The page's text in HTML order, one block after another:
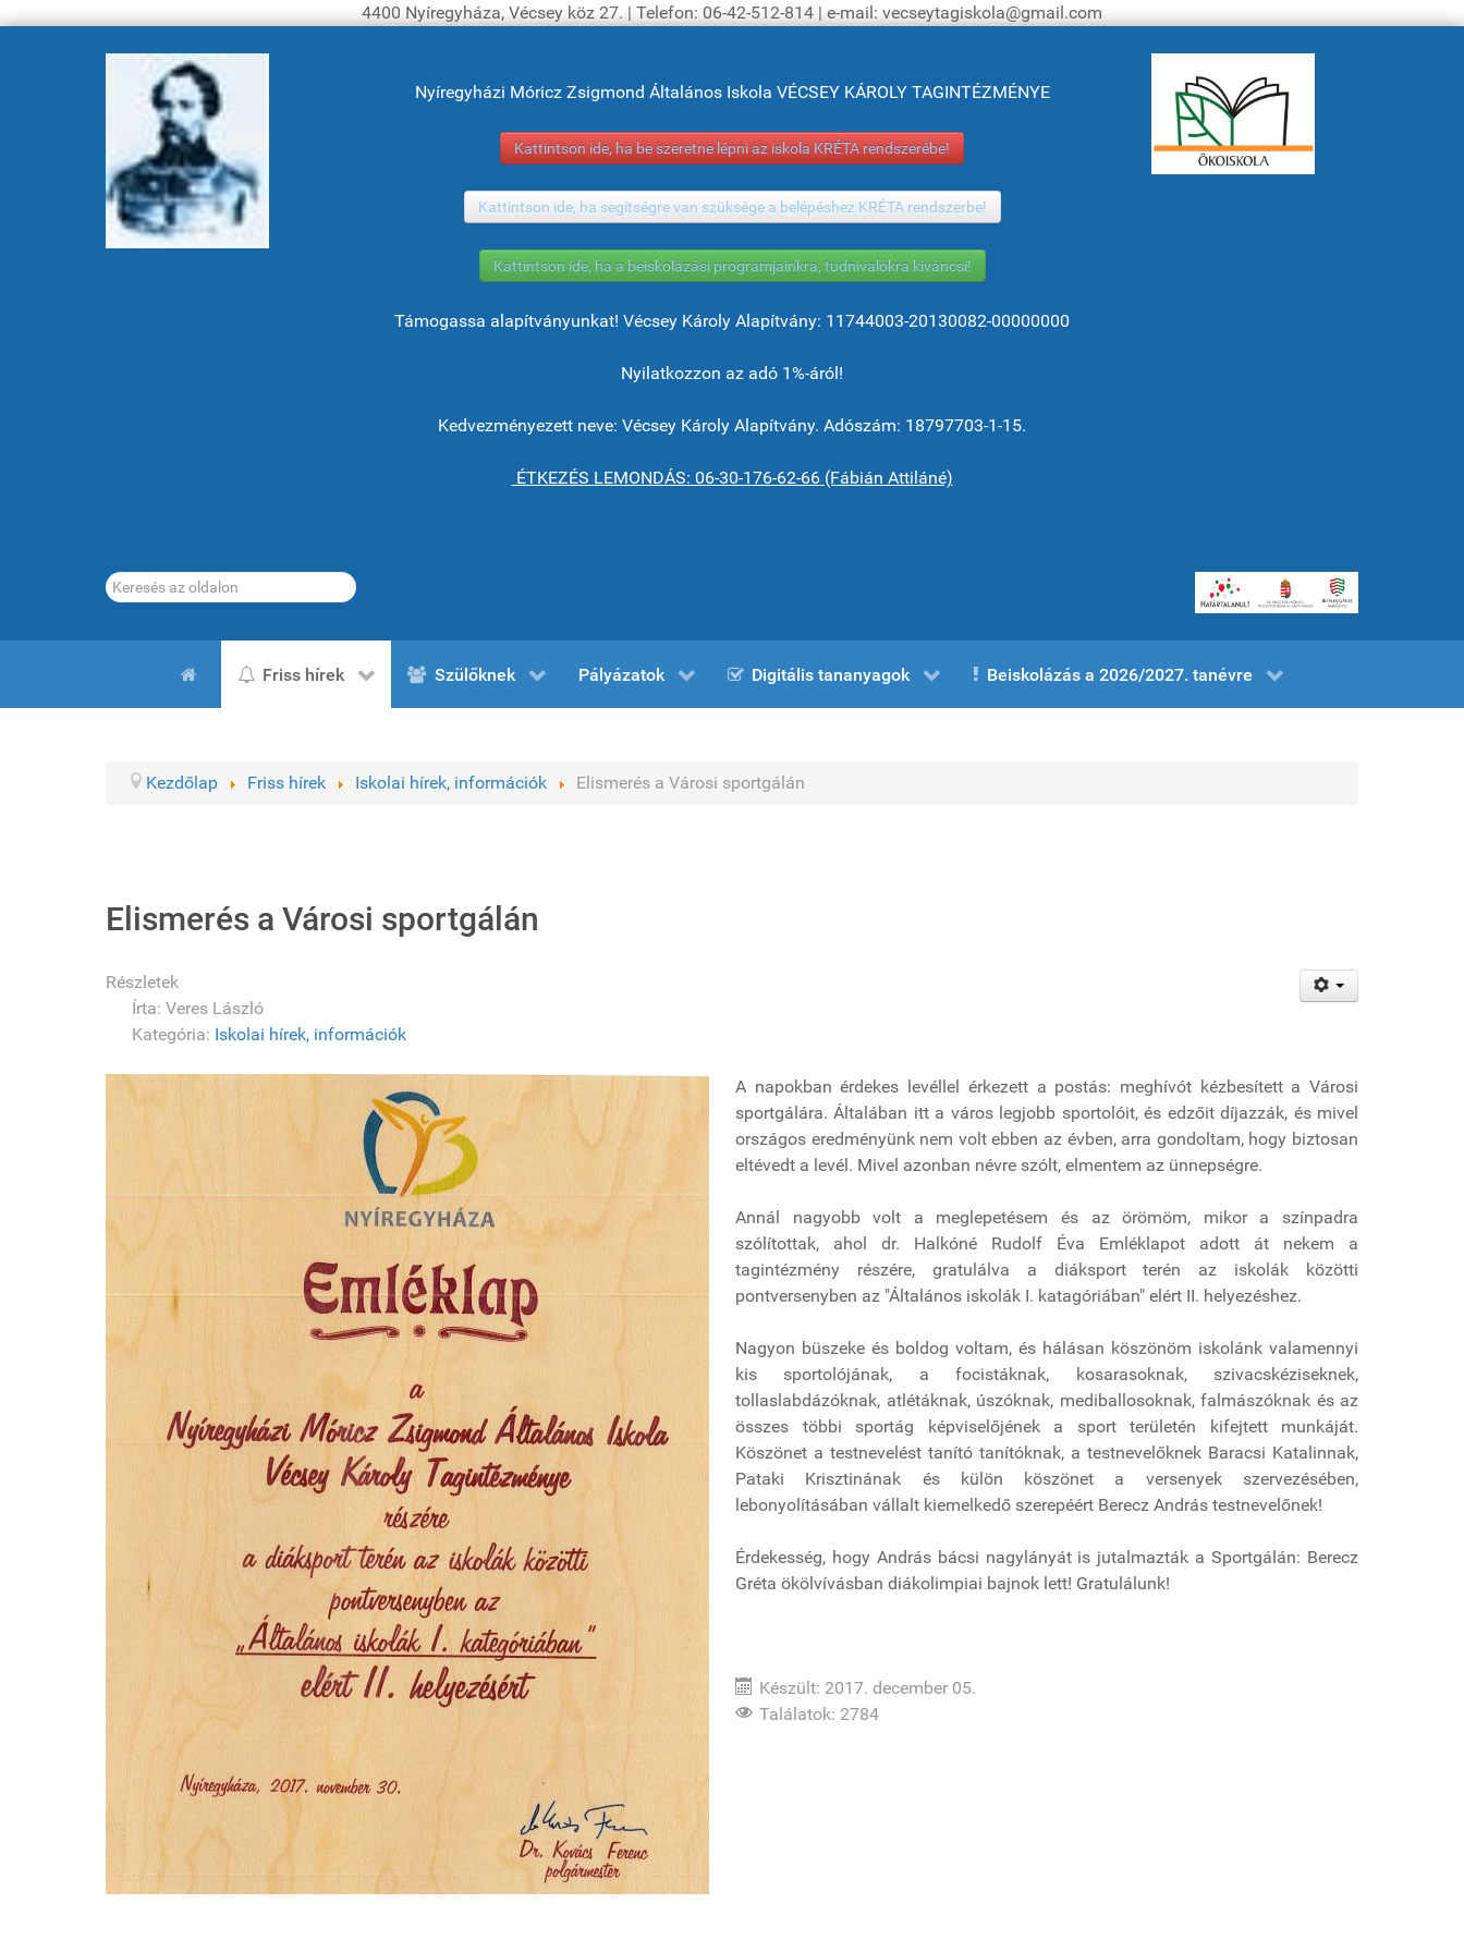
4400 Nyíregyháza, Vécsey köz 27. | Telefon: 06-42-512-814 | e-mail: vecseytagiskola@gmail.com
Nyíregyházi Móricz Zsigmond Általános Iskola VÉCSEY KÁROLY TAGINTÉZMÉNYE
Kattintson ide, ha be szeretne lépni az iskola KRÉTA rendszerébe!
Kattintson ide, ha segítségre van szüksége a belépéshez KRÉTA rendszerbe!
Kattintson ide, ha a beiskolázási programjainkra, tudnivalókra kíváncsi!
Támogassa alapítványunkat! Vécsey Károly Alapítvány: 11744003-20130082-00000000
Nyilatkozzon az adó 1%-áról!
Kedvezményezett neve: Vécsey Károly Alapítvány. Adószám: 18797703-1-15.
ÉTKEZÉS LEMONDÁS: 06-30-176-62-66 (Fábián Attiláné)
Keresés...
Friss hírek Szülőknek Pályázatok Digitális tananyagok Beiskolázás a 2026/2027. tanévre
Kezdőlap Friss hírek Iskolai hírek, információk Elismerés a Városi sportgálán
Elismerés a Városi sportgálán
Részletek
Írta: Veres László
Kategória: Iskolai hírek, információk
A napokban érdekes levéllel érkezett a postás: meghívót kézbesített a Városi
sportgálára. Általában itt a város legjobb sportolóit, és edzőit díjazzák, és mivel
országos eredményünk nem volt ebben az évben, arra gondoltam, hogy biztosan
eltévedt a levél. Mivel azonban névre szólt, elmentem az ünnepségre.
Annál nagyobb volt a meglepetésem és az örömöm, mikor a színpadra
szólítottak, ahol dr. Halkóné Rudolf Éva Emléklapot adott át nekem a
tagintézmény részére, gratulálva a diáksport terén az iskolák közötti
pontversenyben az "Általános iskolák I. katagóriában" elért II. helyezéshez.
Nagyon büszeke és boldog voltam, és hálásan köszönöm iskolánk valamennyi
kis sportolójának, a focistáknak, kosarasoknak, szivacskéziseknek,
tollaslabdázóknak, atlétáknak, úszóknak, mediballosoknak, falmászóknak és az
összes többi sportág képviselőjének a sport területén kifejtett munkáját.
Köszönet a testnevelést tanító tanítóknak, a testnevelőknek Baracsi Katalinnak,
Pataki Krisztinának és külön köszönet a versenyek szervezésében,
lebonyolításában vállalt kiemelkedő szerepéért Berecz András testnevelőnek!
Érdekesség, hogy András bácsi nagylányát is jutalmazták a Sportgálán: Berecz
Gréta ökölvívásban diákolimpiai bajnok lett! Gratulálunk!
Készült: 2017. december 05.
Találatok: 2784